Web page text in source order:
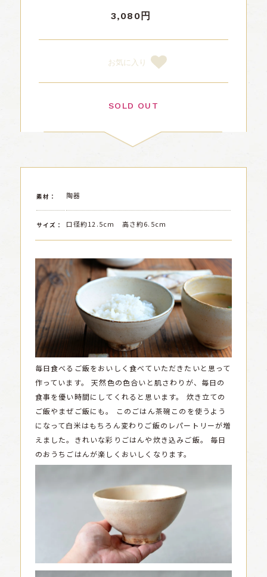
3,080円
お気に入り
SOLD OUT
素材： 陶器
サイズ： 口径約12.5cm 高さ約6.5cm
毎日食べるご飯をおいしく食べていただきたいと思って
作っています。
天然色の色合いと肌さわりが、毎日の
食事を優い時間にしてくれると思います。
炊き立ての
ご飯やまぜご飯にも。
このごはん茶碗このを使うよう
になって白米はもちろん変わりご飯のレパートリーが増
えました。きれいな彩りごはんや炊き込みご飯。
毎日
のおうちごはんが楽しくおいしくなります。